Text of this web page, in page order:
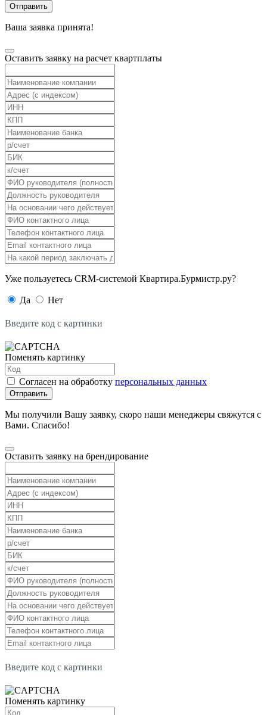
Отправить
Ваша заявка принята!
Оставить заявку на расчет квартплаты
Уже пользуетесь CRM-системой Квартира.Бурмистр.ру?
Да Нет
Введите код с картинки
Поменять картинку
Согласен на обработку персональных данных
Отправить
Мы получили Вашу заявку, скоро наши менеджеры свяжутся с
Вами. Спасибо!
Оставить заявку на брендирование
Введите код с картинки
Поменять картинку